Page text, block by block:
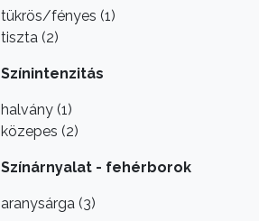
tükrös/fényes (1)
tiszta (2)
Színintenzitás
halvány (1)
közepes (2)
Színárnyalat - fehérborok
aranysárga (3)